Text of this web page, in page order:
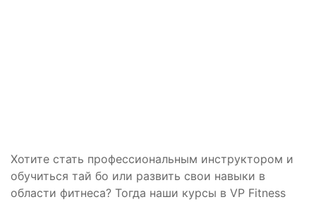
Хотите стать профессиональным инструктором и
обучиться тай бо или развить свои навыки в
области фитнеса? Тогда наши курсы в VP Fitness